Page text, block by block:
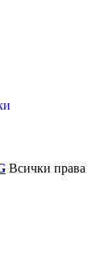
Всички права